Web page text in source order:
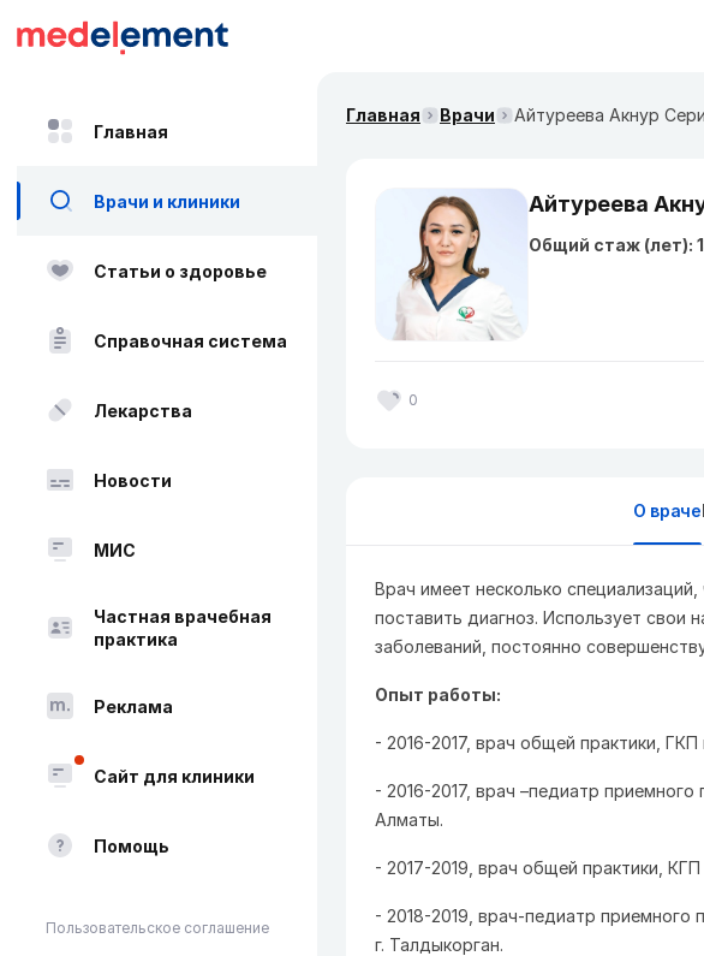
Главная
Врачи и клиники
Статьи о здоровье
Справочная система
Лекарства
Новости
МИС
Частная врачебная
практика
Реклама
Сайт для клиники
Помощь
Пользовательское соглашение
Главная Врачи Айтуреева Акнур
Айтуреева
Общий стаж (лет):
0
О враче
Врач имеет несколько
поставить диагноз. Использует свои
заболеваний, постоянно
Опыт работы:
- 2016-2017, врач общей практики,
- 2016-2017, врач –педиатр
Алматы.
- 2017-2019, врач общей практики,
- 2018-2019, врач-педиатр приемного
г. Талдыкорган.